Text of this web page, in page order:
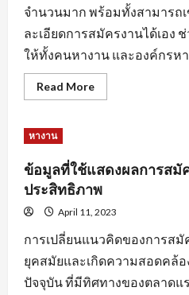
จำนวนมาก พร้อมทั้งสามารถ
ละเอียดการสมัครงานได้เอง
ให้ทั้งคนหางาน และองค์กรห
Read MoreRead
more
สมัคร
งาน
พร้อม
คำ
แนะนำ
ปรับ
ข้อมูล
ใบ
สมัคร
หางาน
ข้อมูลที่ใช้แสดงผลการสมั
ประสิทธิภาพ
April 11, 2023
การเปลี่ยนแนวคิดของการสมั
ยุคสมัยและเกิดความสอดคล้
ปัจจุบัน ที่มีทิศทางของตลาดแ